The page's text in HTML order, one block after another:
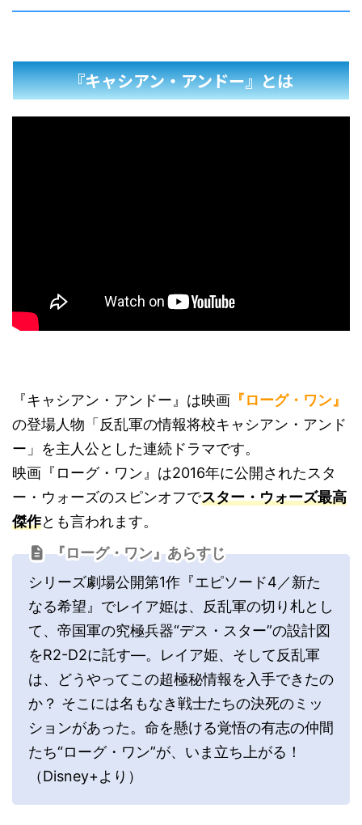
『キャシアン・アンドー』とは
『キャシアン・アンドー』は映画 『ローグ・ワン』
の登場人物「反乱軍の情報将校キャシアン・アンド
ー」を主人公とした連続ドラマです。
映画『ローグ・ワン』は2016年に公開されたスタ
ー・ウォーズのスピンオフでスター・ウォーズ最高
傑作とも言われます。
『ローグ・ワン』あらすじ
シリーズ劇場公開第1作『エピソード4／新た
なる希望』でレイア姫は、反乱軍の切り札とし
て、帝国軍の究極兵器“デス・スター”の設計図
をR2-D2に託す―。レイア姫、そして反乱軍
は、どうやってこの超極秘情報を入手できたの
か？ そこには名もなき戦士たちの決死のミッ
ションがあった。命を懸ける覚悟の有志の仲間
たち“ローグ・ワン”が、いま立ち上がる！
（Disney+より）